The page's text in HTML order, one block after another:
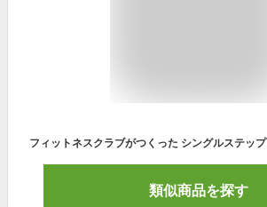
類似商品を探す